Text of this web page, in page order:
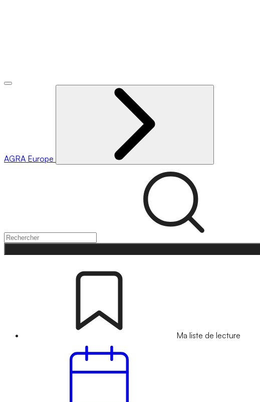
AGRA Europe
Ma liste de lecture